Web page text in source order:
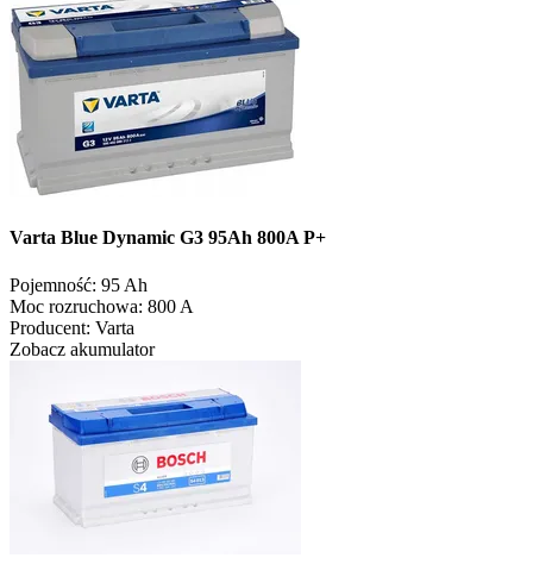
Varta Blue Dynamic G3 95Ah 800A P+
Pojemność: 95 Ah
Moc rozruchowa: 800 A
Producent: Varta
Zobacz akumulator